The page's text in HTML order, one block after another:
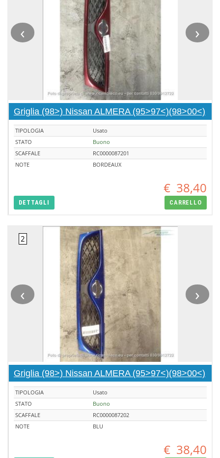
‹ ›
Griglia (98>) Nissan ALMERA (95>97<)(98>00<)
TIPOLOGIA
Usato
STATO
Buono
SCAFFALE
RC0000087201
NOTE
BORDEAUX
€ 38,40
DETTAGLI CARRELLO
‹ ›
Griglia (98>) Nissan ALMERA (95>97<)(98>00<)
TIPOLOGIA
Usato
STATO
Buono
SCAFFALE
RC0000087202
NOTE
BLU
€ 38,40